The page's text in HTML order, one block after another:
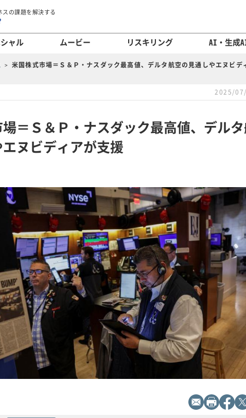
の課題を解決する
ャル ムービー リスキリング AI・生成
米国株式市場＝Ｓ＆Ｐ・ナスダック最高値、デルタ航空の見通しやエヌビデ
2025/
＝Ｓ＆Ｐ・ナスダック最高値、デル
ヌビディアが支援